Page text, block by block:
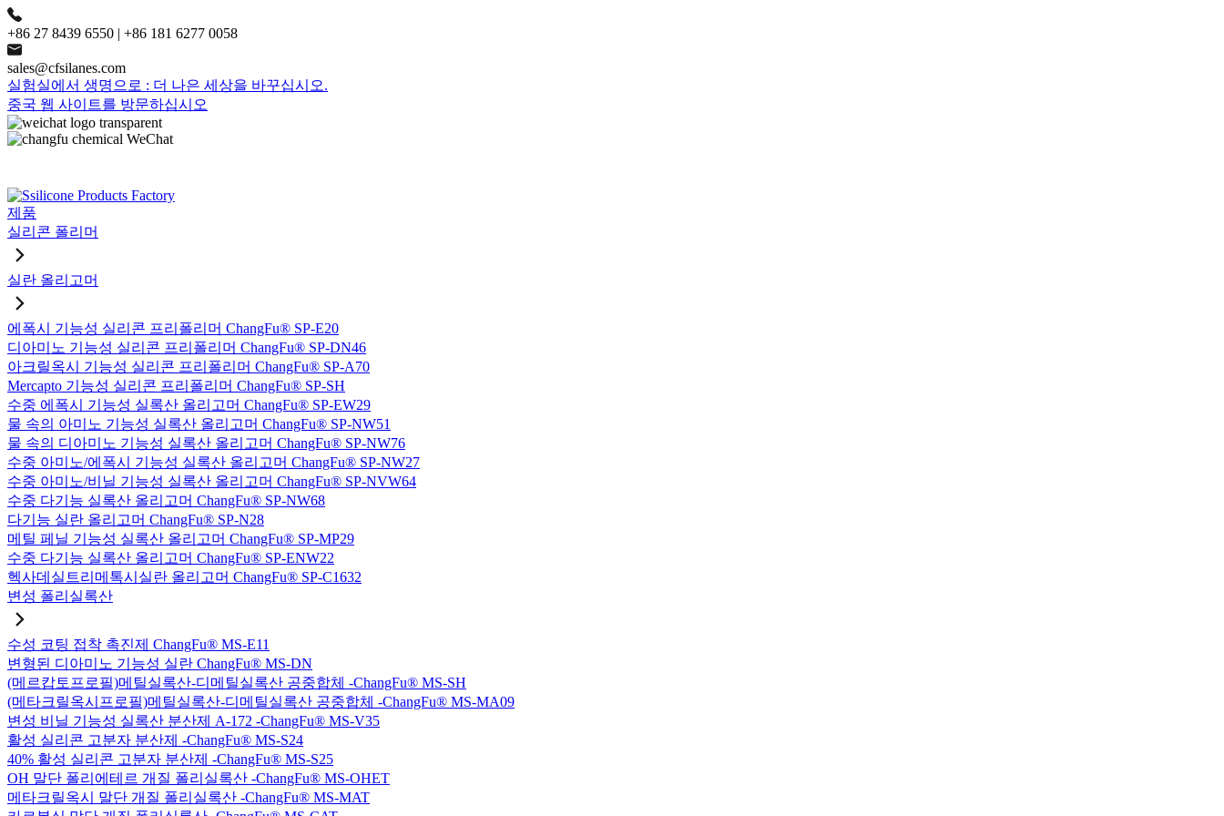
+86 27 8439 6550 | +86 181 6277 0058
sales@cfsilanes.com
실험실에서 생명으로 : 더 나은 세상을 바꾸십시오.
중국 웹 사이트를 방문하십시오
제품
실리콘 폴리머
실란 올리고머
에폭시 기능성 실리콘 프리폴리머 ChangFu® SP-E20
디아미노 기능성 실리콘 프리폴리머 ChangFu® SP-DN46
아크릴옥시 기능성 실리콘 프리폴리머 ChangFu® SP-A70
Mercapto 기능성 실리콘 프리폴리머 ChangFu® SP-SH
수중 에폭시 기능성 실록산 올리고머 ChangFu® SP-EW29
물 속의 아미노 기능성 실록산 올리고머 ChangFu® SP-NW51
물 속의 디아미노 기능성 실록산 올리고머 ChangFu® SP-NW76
수중 아미노/에폭시 기능성 실록산 올리고머 ChangFu® SP-NW27
수중 아미노/비닐 기능성 실록산 올리고머 ChangFu® SP-NVW64
수중 다기능 실록산 올리고머 ChangFu® SP-NW68
다기능 실란 올리고머 ChangFu® SP-N28
메틸 페닐 기능성 실록산 올리고머 ChangFu® SP-MP29
수중 다기능 실록산 올리고머 ChangFu® SP-ENW22
헥사데실트리메톡시실란 올리고머 ChangFu® SP-C1632
변성 폴리실록산
수성 코팅 접착 촉진제 ChangFu® MS-E11
변형된 디아미노 기능성 실란 ChangFu® MS-DN
(메르캅토프로필)메틸실록산-디메틸실록산 공중합체 -ChangFu® MS-SH
(메타크릴옥시프로필)메틸실록산-디메틸실록산 공중합체 -ChangFu® MS-MA09
변성 비닐 기능성 실록산 분산제 A-172 -ChangFu® MS-V35
활성 실리콘 고분자 분산제 -ChangFu® MS-S24
40% 활성 실리콘 고분자 분산제 -ChangFu® MS-S25
OH 말단 폴리에테르 개질 폴리실록산 -ChangFu® MS-OHET
메타크릴옥시 말단 개질 폴리실록산 -ChangFu® MS-MAT